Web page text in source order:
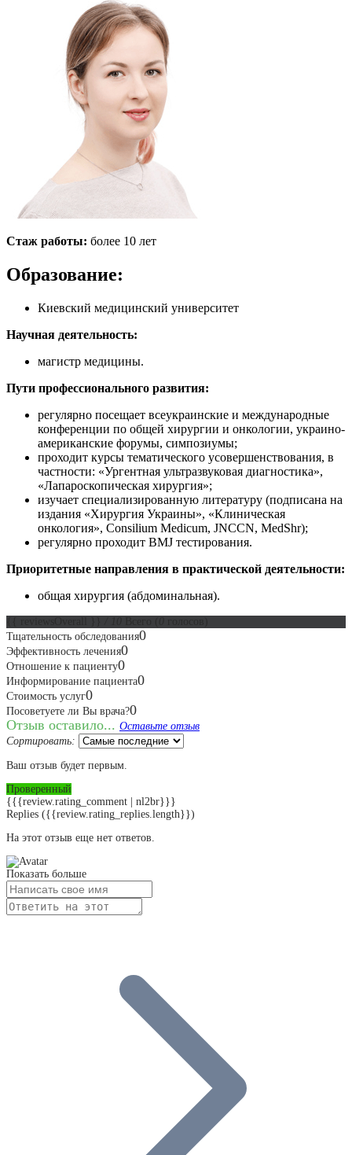
Стаж работы: более 10 лет
Образование:
Киевский медицинский университет
Научная деятельность:
магистр медицины.
Пути профессионального развития:
регулярно посещает всеукраинские и международные
конференции по общей хирургии и онкологии, украино-
американские форумы, симпозиумы;
проходит курсы тематического усовершенствования, в
частности: «Ургентная ультразвуковая диагностика»,
«Лапароскопическая хирургия»;
изучает специализированную литературу (подписана на
издания «Хирургия Украины», «Клиническая
онкология», Consilium Medicum, JNCCN, MedShr);
регулярно проходит BMJ тестирования.
Приоритетные направления в практической деятельности:
общая хирургия (абдоминальная).
Тщательность обследования0
Эффективность лечения0
Отношение к пациенту0
Информирование пациента0
Стоимость услуг0
Посоветуете ли Вы врача?0
Отзыв оставило... Оставьте отзыв
Сортировать:
Ваш отзыв будет первым.
Проверенный
{{{review.rating_comment | nl2br}}}
Replies ({{review.rating_replies.length}})
На этот отзыв еще нет ответов.
Показать больше